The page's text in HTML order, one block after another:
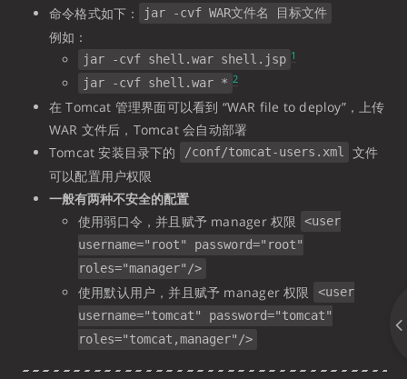
命令格式如下：
jar -cvf WAR文件名 目标文件
例如：
jar -cvf shell.war shell.jsp 1
jar -cvf shell.war * 2
在 Tomcat 管理界面可以看到 “WAR file to deploy”，上传
WAR 文件后，Tomcat 会自动部署
Tomcat 安装目录下的
/conf/tomcat-users.xml
文件
可以配置用户权限
一般有两种不安全的配置
使用弱口令，并且赋予 manager 权限
<user
username="root" password="root"
roles="manager"/>
使用默认用户，并且赋予 manager 权限
<user
username="tomcat" password="tomcat"
roles="tomcat,manager"/>